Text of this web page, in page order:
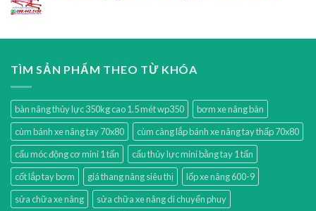
TÌM SẢN PHẨM THEO TỪ KHÓA
bàn nâng thủy lực 350kg cao 1.5 mét wp350
bơm xe nâng bàn
cùm bánh xe nâng tay 70x80
cùm càng lắp bánh xe nâng tay thấp 70x80
cẩu móc động cơ mini 1 tấn
cẩu thủy lực mini bằng tay 1 tấn
cốt lắp tay bơm
giá thang nâng siêu thị
lốp xe nâng 600-9
sửa chữa xe nâng
sửa chữa xe nâng di chuyển phuy